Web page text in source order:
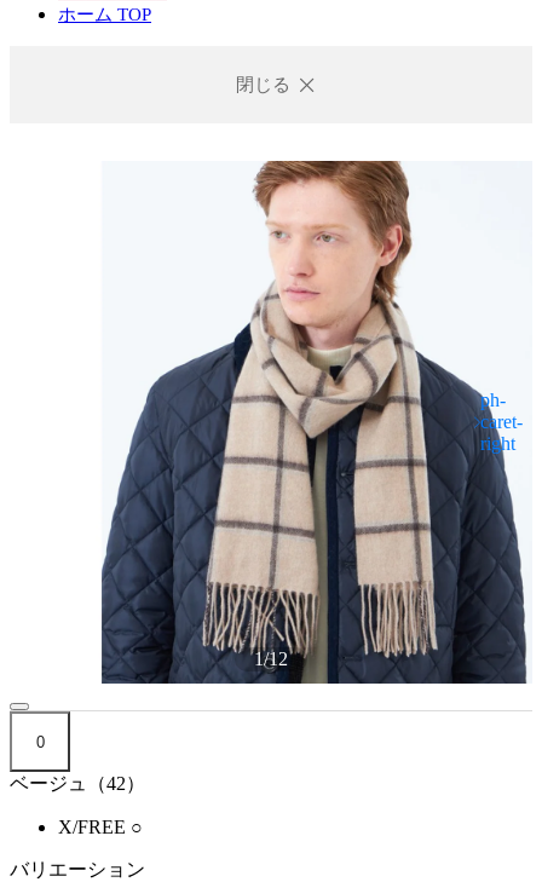
ホーム TOP
閉じる
1/12
0
ベージュ（42）
X/FREE ○
バリエーション